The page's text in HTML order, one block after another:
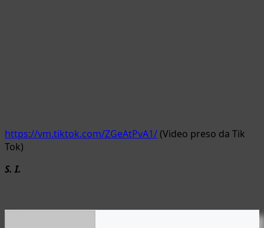
https://vm.tiktok.com/ZGeAtPvA1/(Video preso da Tik
Tok)
S. I.